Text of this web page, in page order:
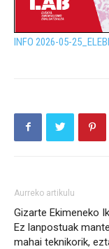
INFO 2026-05-25_ELEBI
Aurreko artikulu
Gizarte Ekimeneko
Ez lanpostuak
mahai teknikorik,